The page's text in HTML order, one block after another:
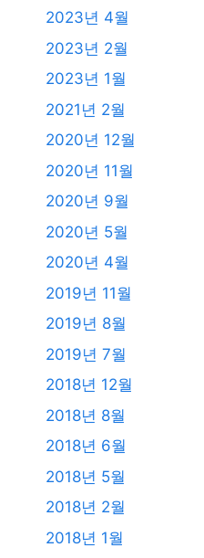
2023년 4월
2023년 2월
2023년 1월
2021년 2월
2020년 12월
2020년 11월
2020년 9월
2020년 5월
2020년 4월
2019년 11월
2019년 8월
2019년 7월
2018년 12월
2018년 8월
2018년 6월
2018년 5월
2018년 2월
2018년 1월